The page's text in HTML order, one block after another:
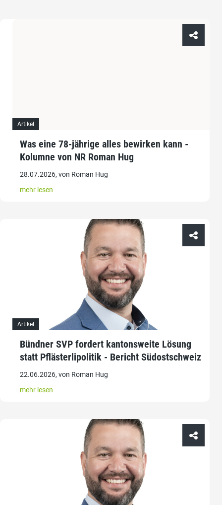
Artikel
Was eine 78-jährige alles bewirken kann -
Kolumne von NR Roman Hug
28.07.2026, von Roman Hug
mehr lesen
Artikel
Bündner SVP fordert kantonsweite Lösung
statt Pflästerlipolitik - Bericht Südostschweiz
22.06.2026, von Roman Hug
mehr lesen